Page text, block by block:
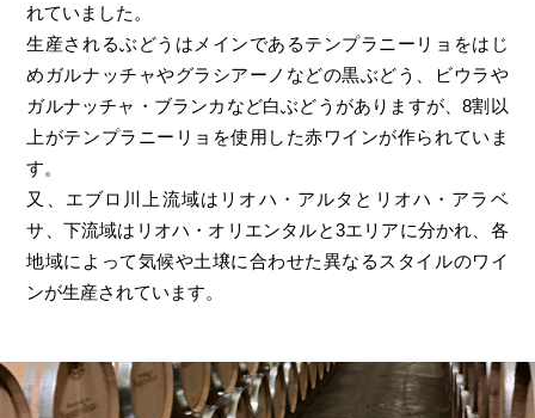
れていました。
生産されるぶどうはメインであるテンプラニーリョをはじ
めガルナッチャやグラシアーノなどの黒ぶどう、ビウラや
ガルナッチャ・ブランカなど白ぶどうがありますが、8割以
上がテンプラニーリョを使用した赤ワインが作られていま
す。
又、エブロ川上流域はリオハ・アルタとリオハ・アラベ
サ、下流域はリオハ・オリエンタルと3エリアに分かれ、各
地域によって気候や土壌に合わせた異なるスタイルのワイ
ンが生産されています。